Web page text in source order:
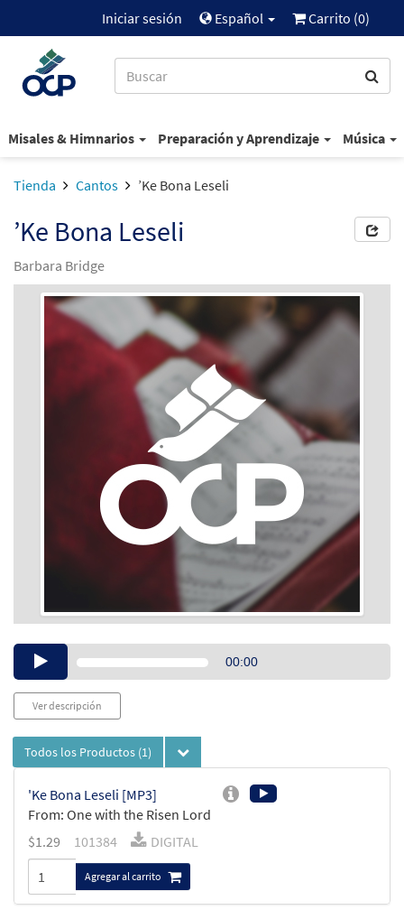
Iniciar sesión Español Carrito (0)
Misales & Himnarios Preparación y Aprendizaje Música
Tienda Cantos ’Ke Bona Leseli
’Ke Bona Leseli
Barbara Bridge
Audio00:00
Ver descripción
Todos los Productos (1)
'Ke Bona Leseli [MP3]
From: One with the Risen Lord
$1.29 101384 DIGITAL
Agregar al carrito